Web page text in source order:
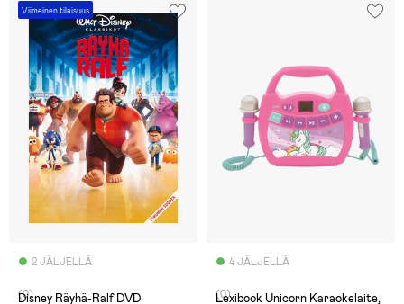
Viimeinen tilaisuus
2 JÄLJELLÄ
(0)
Disney Räyhä-Ralf DVD
4 JÄLJELLÄ
(0)
Lexibook Unicorn Karaokelaite,